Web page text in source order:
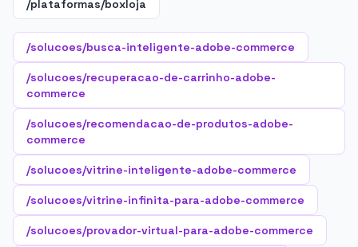
/plataformas/boxloja
/solucoes/busca-inteligente-adobe-commerce
/solucoes/recuperacao-de-carrinho-adobe-
commerce
/solucoes/recomendacao-de-produtos-adobe-
commerce
/solucoes/vitrine-inteligente-adobe-commerce
/solucoes/vitrine-infinita-para-adobe-commerce
/solucoes/provador-virtual-para-adobe-commerce